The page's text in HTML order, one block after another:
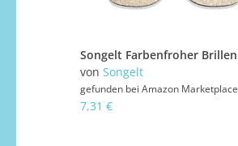
von Songelt
gefunden bei Amazon Marketplace
7,31 €